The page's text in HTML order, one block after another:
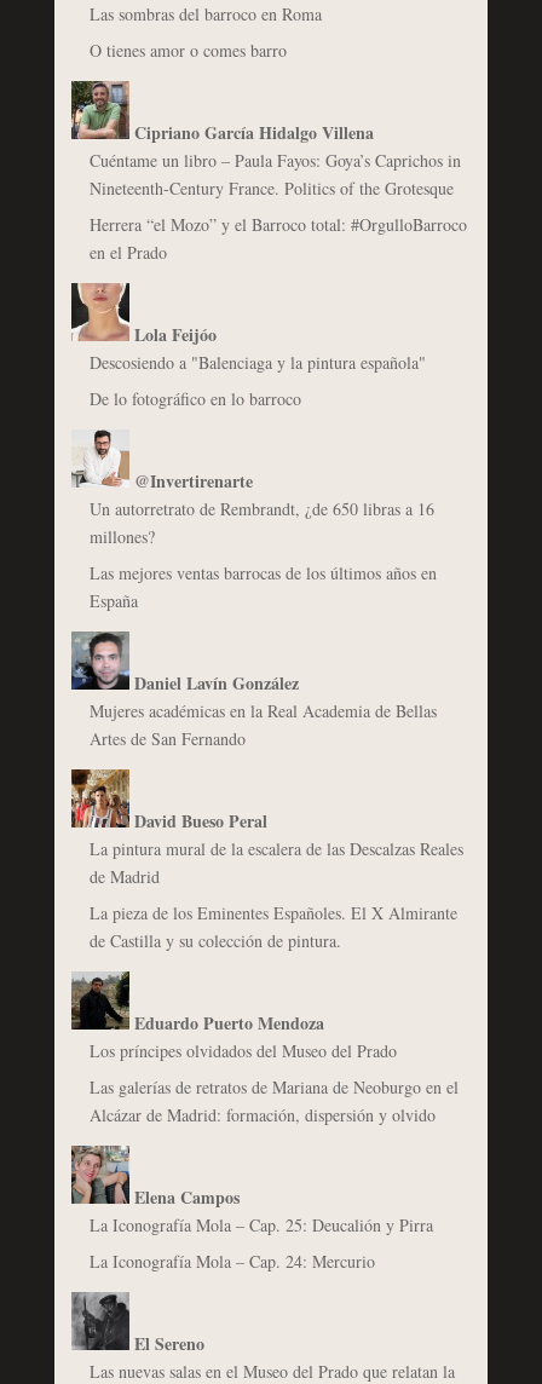
Las sombras del barroco en Roma
O tienes amor o comes barro
Cipriano García Hidalgo Villena
Cuéntame un libro – Paula Fayos: Goya’s Caprichos in
Nineteenth-Century France. Politics of the Grotesque
Herrera “el Mozo” y el Barroco total: #OrgulloBarroco
en el Prado
Lola Feijóo
Descosiendo a "Balenciaga y la pintura española"
De lo fotográfico en lo barroco
@Invertirenarte
Un autorretrato de Rembrandt, ¿de 650 libras a 16
millones?
Las mejores ventas barrocas de los últimos años en
España
Daniel Lavín González
Mujeres académicas en la Real Academia de Bellas
Artes de San Fernando
David Bueso Peral
La pintura mural de la escalera de las Descalzas Reales
de Madrid
La pieza de los Eminentes Españoles. El X Almirante
de Castilla y su colección de pintura.
Eduardo Puerto Mendoza
Los príncipes olvidados del Museo del Prado
Las galerías de retratos de Mariana de Neoburgo en el
Alcázar de Madrid: formación, dispersión y olvido
Elena Campos
La Iconografía Mola – Cap. 25: Deucalión y Pirra
La Iconografía Mola – Cap. 24: Mercurio
El Sereno
Las nuevas salas en el Museo del Prado que relatan la